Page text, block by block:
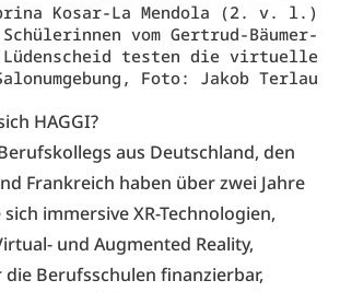
Kosar-La Mendola (2. v. l.)
vom Gertrud-Bäumer-
testen die virtuelle
Foto: Jakob Terlau
HAGGI?
aus Deutschland, den
Frankreich haben über zwei Jahre
immersive XR-Technologien,
und Augmented Reality,
Berufsschulen finanzierbar,